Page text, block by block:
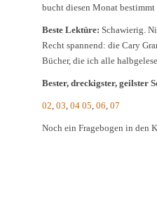
bucht diesen Monat
Beste Lektüre: Schawierig.
Recht spannend: die Cary
Bücher, die ich alle
Bester, dreckigster, geilster
02, 03, 04 05, 06, 07
Noch ein Fragebogen in den